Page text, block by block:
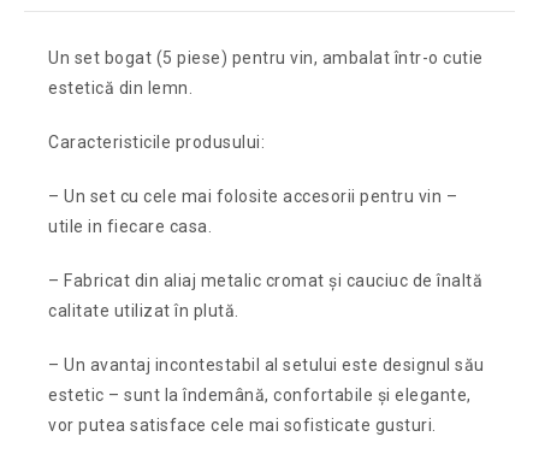
Un set bogat (5 piese) pentru vin, ambalat într-o cutie
estetică din lemn.
Caracteristicile produsului:
– Un set cu cele mai folosite accesorii pentru vin –
utile in fiecare casa.
– Fabricat din aliaj metalic cromat și cauciuc de înaltă
calitate utilizat în plută.
– Un avantaj incontestabil al setului este designul său
estetic – sunt la îndemână, confortabile și elegante,
vor putea satisface cele mai sofisticate gusturi.